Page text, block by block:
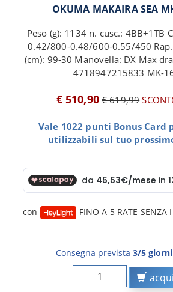
OKUMA MAKAIRA SEA
Peso (g): 1134 n. cusc.: 4BB+1TB
0.42/800-0.48/600-0.55/450
(cm): 99-30 Manovella: DX Max
4718947215833 MK-
€ 510,90 € 619,99
Vale 1022 punti Bonus Card
utilizzabili sul tuo
con FINO A 5 RATE SENZA
Consegna prevista 3/5